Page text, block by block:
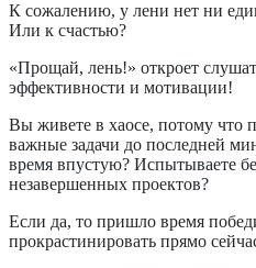
К сожалению, у лени нет ни
Или к счастью?
«Прощай, лень!» откроет
эффективности и мотивации!
Вы живете в хаосе, потому что
важные задачи до последней
время впустую? Испытываете
незавершенных проектов?
Если да, то пришло время
прокрастинировать прямо